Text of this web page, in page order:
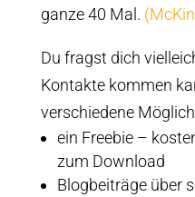
ganze 40 Mal.
Du fragst dich
Kontakte kommen
verschiedene
ein Freebie –
zum Download
Blogbeiträge über